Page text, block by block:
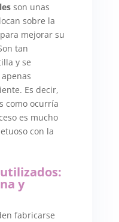
son unas
sobre la
mejorar su
tan
y se
Es decir,
como ocurría
es mucho
con la
y
fabricarse